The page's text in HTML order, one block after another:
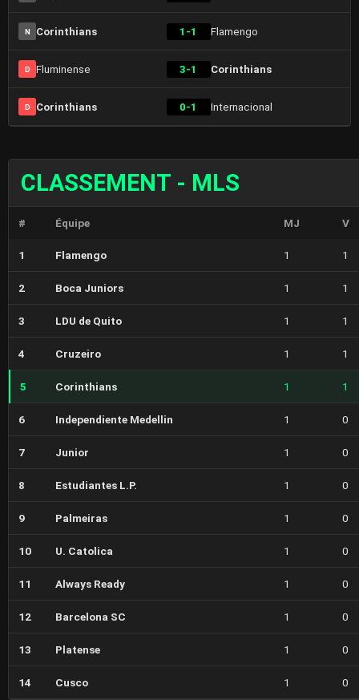
N Corinthians 1-1 Flamengo
D Fluminense 3-1 Corinthians
D Corinthians 0-1 Internacional
CLASSEMENT - MLS
# Équipe MJ V
1 Flamengo 1 1
2 Boca Juniors 1 1
3 LDU de Quito 1 1
4 Cruzeiro 1 1
5 Corinthians 1 1
6 Independiente Medellin 1 0
7 Junior 1 0
8 Estudiantes L.P. 1 0
9 Palmeiras 1 0
10 U. Catolica 1 0
11 Always Ready 1 0
12 Barcelona SC 1 0
13 Platense 1 0
14 Cusco 1 0